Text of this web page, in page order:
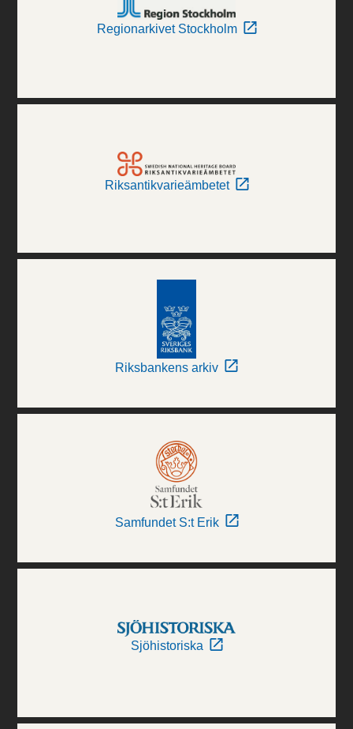
Regionarkivet Stockholm
Riksantikvarieämbetet
Riksbankens arkiv
Samfundet S:t Erik
Sjöhistoriska